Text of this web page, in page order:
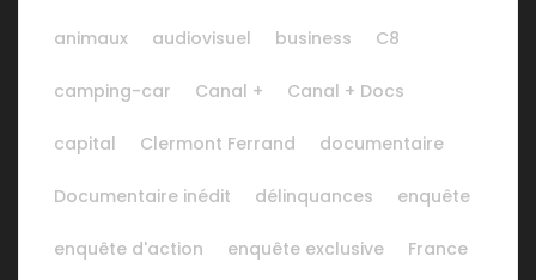
animaux audiovisuel business C8
camping-car Canal + Canal + Docs
capital Clermont Ferrand documentaire
Documentaire inédit délinquances enquête
enquête d'action enquête exclusive France